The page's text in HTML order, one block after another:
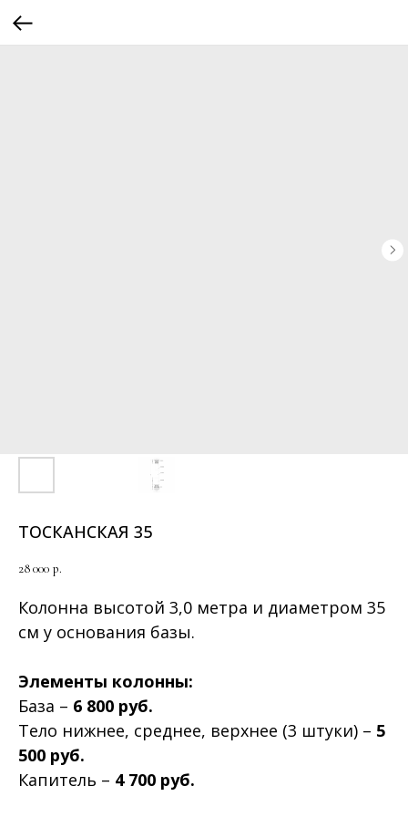
ТОСКАНСКАЯ 35
28 000 р.
Колонна высотой 3,0 метра и диаметром 35
см у основания базы.
Элементы колонны:
База – 6 800 руб.
Тело нижнее, среднее, верхнее (3 штуки) – 5
500 руб.
Капитель – 4 700 руб.